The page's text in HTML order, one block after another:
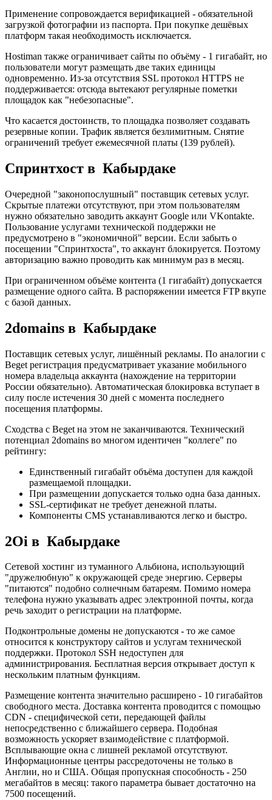
Применение сопровождается верификацией - обязательной
загрузкой фотографии из паспорта. При покупке дешёвых
платформ такая необходимость исключается.
Hostiman также ограничивает сайты по объёму - 1 гигабайт, но
пользователи могут размещать две таких единицы
одновременно. Из-за отсутствия SSL протокол HTTPS не
поддерживается: отсюда вытекают регулярные пометки
площадок как "небезопасные".
Что касается достоинств, то площадка позволяет создавать
резервные копии. Трафик является безлимитным. Снятие
ограничений требует ежемесячной платы (139 рублей).
Спринтхост в Кабырдаке
Очередной "законопослушный" поставщик сетевых услуг.
Скрытые платежи отсутствуют, при этом пользователям
нужно обязательно заводить аккаунт Google или VKontakte.
Пользование услугами технической поддержки не
предусмотрено в "экономичной" версии. Если забыть о
посещении "Спринтхоста", то аккаунт блокируется. Поэтому
авторизацию важно проводить как минимум раз в месяц.
При ограниченном объёме контента (1 гигабайт) допускается
размещение одного сайта. В распоряжении имеется FTP вкупе
с базой данных.
2domains в Кабырдаке
Поставщик сетевых услуг, лишённый рекламы. По аналогии с
Beget регистрация предусматривает указание мобильного
номера владельца аккаунта (нахождение на территории
России обязательно). Автоматическая блокировка вступает в
силу после истечения 30 дней с момента последнего
посещения платформы.
Сходства с Beget на этом не заканчиваются. Технический
потенциал 2domains во многом идентичен "коллеге" по
рейтингу:
Единственный гигабайт объёма доступен для каждой
размещаемой площадки.
При размещении допускается только одна база данных.
SSL-сертификат не требует денежной платы.
Компоненты CMS устанавливаются легко и быстро.
2Oi в Кабырдаке
Сетевой хостинг из туманного Альбиона, использующий
"дружелюбную" к окружающей среде энергию. Серверы
"питаются" подобно солнечным батареям. Помимо номера
телефона нужно указывать адрес электронной почты, когда
речь заходит о регистрации на платформе.
Подконтрольные домены не допускаются - то же самое
относится к конструктору сайтов и услугам технической
поддержки. Протокол SSH недоступен для
администрирования. Бесплатная версия открывает доступ к
нескольким платным функциям.
Размещение контента значительно расширено - 10 гигабайтов
свободного места. Доставка контента проводится с помощью
CDN - специфической сети, передающей файлы
непосредственно с ближайшего сервера. Подобная
возможность ускоряет взаимодействие с платформой.
Всплывающие окна с лишней рекламой отсутствуют.
Информационные центры рассредоточены не только в
Англии, но и США. Общая пропускная способность - 250
мегабайтов в месяц: такого параметра бывает достаточно на
7500 посещений.